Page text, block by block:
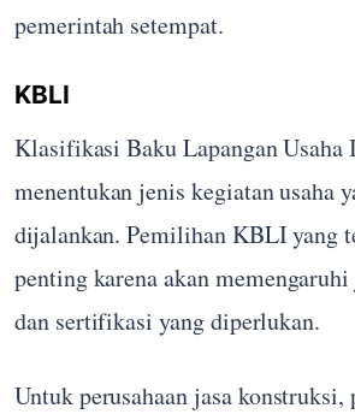
pemerintah setempat.
KBLI
Klasifikasi Baku Lapangan
menentukan jenis kegiatan usaha
dijalankan. Pemilihan KBLI yang
penting karena akan
dan sertifikasi yang diperlukan.
Untuk perusahaan jasa